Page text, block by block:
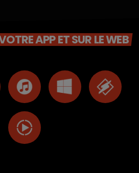
APP ET SUR LE WEB